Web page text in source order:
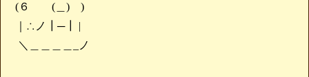
(６ (＿) )
｜∴ノ┃─┃ |
＼＿＿＿＿_ノ